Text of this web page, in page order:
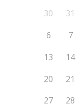
30 31
6
7
13
14
20
21
27
28